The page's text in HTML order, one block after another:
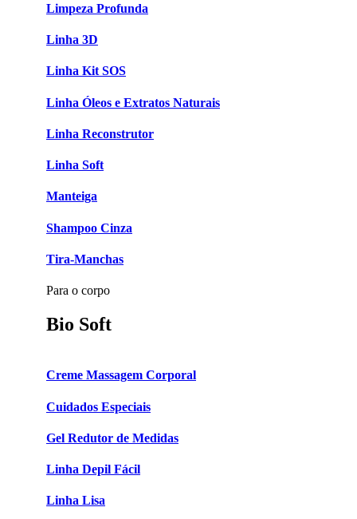
Limpeza Profunda
Linha 3D
Linha Kit SOS
Linha Óleos e Extratos Naturais
Linha Reconstrutor
Linha Soft
Manteiga
Shampoo Cinza
Tira-Manchas
Para o corpo
Bio Soft
Creme Massagem Corporal
Cuidados Especiais
Gel Redutor de Medidas
Linha Depil Fácil
Linha Lisa